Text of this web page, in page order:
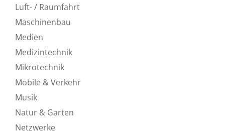
Luft- / Raumfahrt
Maschinenbau
Medien
Medizintechnik
Mikrotechnik
Mobile & Verkehr
Musik
Natur & Garten
Netzwerke